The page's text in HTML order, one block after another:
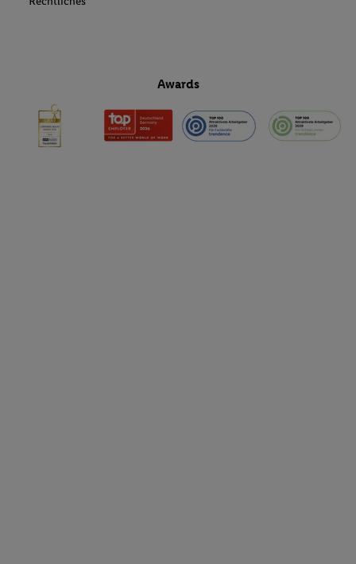
Awards